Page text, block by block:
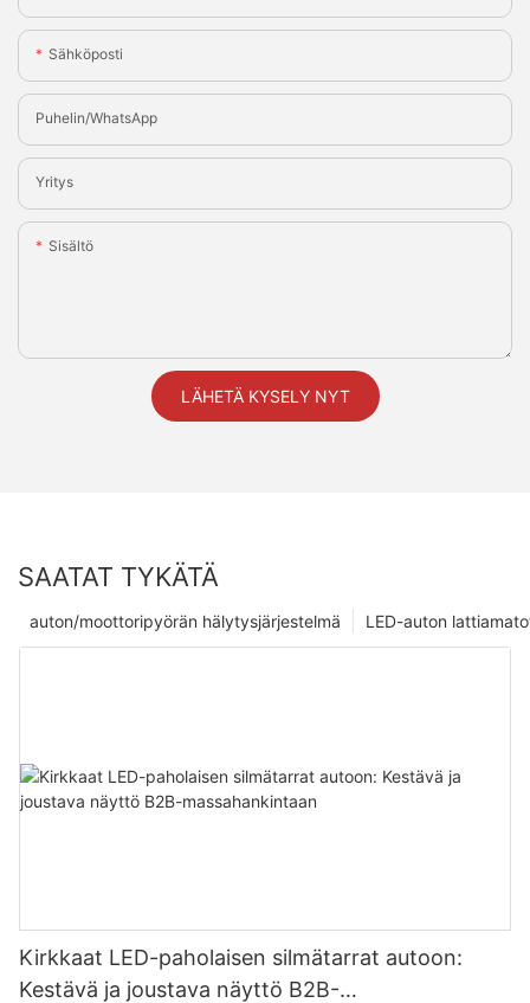
Sähköposti
Puhelin/WhatsApp
Yritys
Sisältö
LÄHETÄ KYSELY NYT
SAATAT TYKÄTÄ
LED-auton
auton/moottoripyörän hälytysjärjestelmä
Kirkkaat LED-paholaisen silmätarrat autoon:
Kestävä ja joustava näyttö B2B-